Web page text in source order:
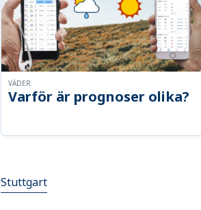
Varför är prognoser olika?
VÄDER
Stuttgart